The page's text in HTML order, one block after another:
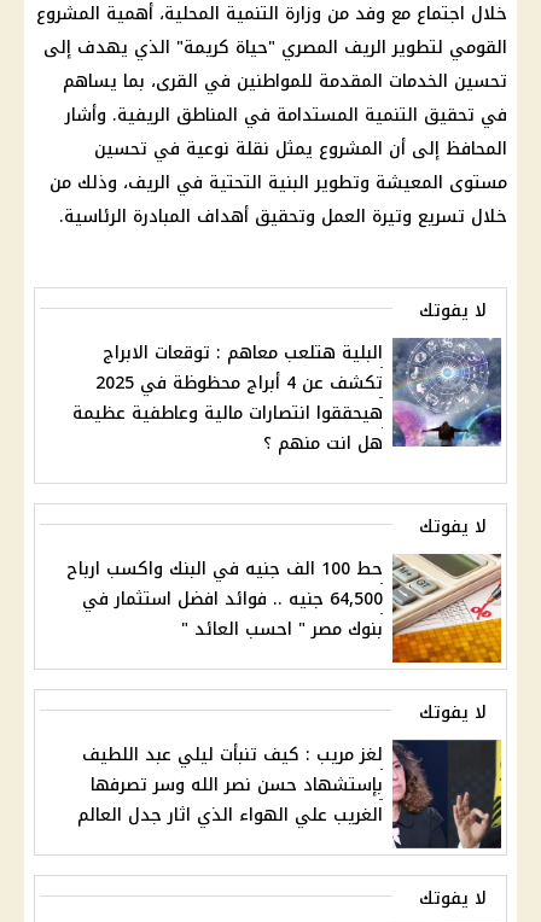
خلال اجتماع مع وفد من وزارة التنمية المحلية، أهمية المشروع
القومي لتطوير الريف المصري "حياة كريمة" الذي يهدف إلى
تحسين الخدمات المقدمة للمواطنين في القرى، بما يساهم
في تحقيق التنمية المستدامة في المناطق الريفية. وأشار
المحافظ إلى أن المشروع يمثل نقلة نوعية في تحسين
مستوى المعيشة وتطوير البنية التحتية في الريف، وذلك من
خلال تسريع وتيرة العمل وتحقيق أهداف المبادرة الرئاسية.
لا يفوتك
البلية هتلعب معاهم : توقعات الابراج
تكشف عن 4 أبراج محظوظة في 2025
هيحققوا انتصارات مالية وعاطفية عظيمة
هل انت منهم ؟
لا يفوتك
حط 100 الف جنيه في البنك واكسب ارباح
64,500 جنيه .. فوائد افضل استثمار في
بنوك مصر " احسب العائد "
لا يفوتك
لغز مريب : كيف تنبأت ليلي عبد اللطيف
بإستشهاد حسن نصر الله وسر تصرفها
الغريب علي الهواء الذي اثار جدل العالم
لا يفوتك